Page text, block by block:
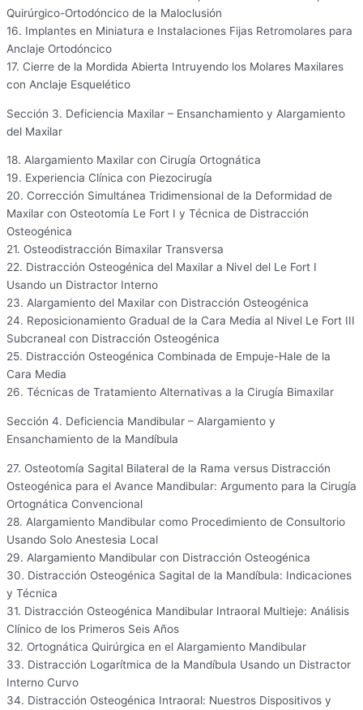
Quirúrgico-Ortodóncico de la Maloclusión
16. Implantes en Miniatura e Instalaciones Fijas Retromolares para
Anclaje Ortodóncico
17. Cierre de la Mordida Abierta Intruyendo los Molares Maxilares
con Anclaje Esquelético
Sección 3. Deficiencia Maxilar – Ensanchamiento y Alargamiento
del Maxilar
18. Alargamiento Maxilar con Cirugía Ortognática
19. Experiencia Clínica con Piezocirugía
20. Corrección Simultánea Tridimensional de la Deformidad de
Maxilar con Osteotomía Le Fort I y Técnica de Distracción
Osteogénica
21. Osteodistracción Bimaxilar Transversa
22. Distracción Osteogénica del Maxilar a Nivel del Le Fort I
Usando un Distractor Interno
23. Alargamiento del Maxilar con Distracción Osteogénica
24. Reposicionamiento Gradual de la Cara Media al Nivel Le Fort III
Subcraneal con Distracción Osteogénica
25. Distracción Osteogénica Combinada de Empuje-Hale de la
Cara Media
26. Técnicas de Tratamiento Alternativas a la Cirugía Bimaxilar
Sección 4. Deficiencia Mandibular – Alargamiento y
Ensanchamiento de la Mandíbula
27. Osteotomía Sagital Bilateral de la Rama versus Distracción
Osteogénica para el Avance Mandibular: Argumento para la Cirugía
Ortognática Convencional
28. Alargamiento Mandibular como Procedimiento de Consultorio
Usando Solo Anestesia Local
29. Alargamiento Mandibular con Distracción Osteogénica
30. Distracción Osteogénica Sagital de la Mandíbula: Indicaciones
y Técnica
31. Distracción Osteogénica Mandibular Intraoral Multieje: Análisis
Clínico de los Primeros Seis Años
32. Ortognática Quirúrgica en el Alargamiento Mandibular
33. Distracción Logarítmica de la Mandíbula Usando un Distractor
Interno Curvo
34. Distracción Osteogénica Intraoral: Nuestros Dispositivos y